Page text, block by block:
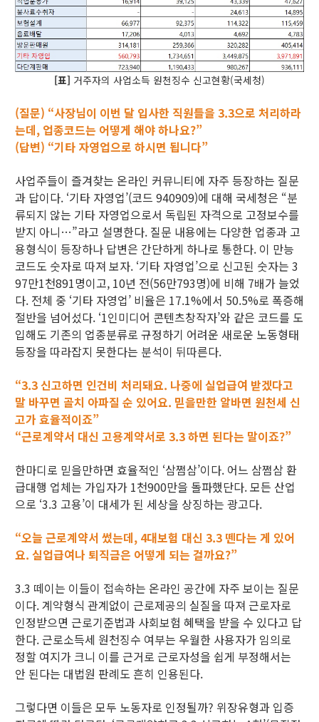
[표] 거주자의 사업소득 원천징수 신고현황(국세청)
(질문) “사장님이 이번 달 입사한 직원들을 3.3으로 처리하라
는데, 업종코드는 어떻게 해야 하나요?”
(답변) “기타 자영업으로 하시면 됩니다”
사업주들이 즐겨찾는 온라인 커뮤니티에 자주 등장하는 질문
과 답이다. ‘기타 자영업’(코드 940909)에 대해 국세청은 “분
류되지 않는 기타 자영업으로서 독립된 자격으로 고정보수를
받지 아니…”라고 설명한다. 질문 내용에는 다양한 업종과 고
용형식이 등장하나 답변은 간단하게 하나로 통한다. 이 만능
코드도 숫자로 따져 보자. ‘기타 자영업’으로 신고된 숫자는 3
97만1천891명이고, 10년 전(56만793명)에 비해 7배가 늘었
다. 전체 중 ‘기타 자영업’ 비율은 17.1%에서 50.5%로 폭증해
절반을 넘어섰다. ‘1인미디어 콘텐츠창작자’와 같은 코드를 도
입해도 기존의 업종분류로 규정하기 어려운 새로운 노동형태
등장을 따라잡지 못한다는 분석이 뒤따른다.
“3.3 신고하면 인건비 처리돼요. 나중에 실업급여 받겠다고
말 바꾸면 골치 아파질 순 있어요. 믿을만한 알바면 원천세 신
고가 효율적이죠”
“근로계약서 대신 고용계약서로 3.3 하면 된다는 말이죠?”
한마디로 믿을만하면 효율적인 ‘삼쩜삼’이다. 어느 삼쩜삼 환
급대행 업체는 가입자가 1천900만을 돌파했단다. 모든 산업
으로 ‘3.3 고용’이 대세가 된 세상을 상징하는 광고다.
“오늘 근로계약서 썼는데, 4대보험 대신 3.3 뗀다는 게 있어
요. 실업급여나 퇴직금은 어떻게 되는 걸까요?”
3.3 떼이는 이들이 접속하는 온라인 공간에 자주 보이는 질문
이다. 계약형식 관계없이 근로제공의 실질을 따져 근로자로
인정받으면 근로기준법과 사회보험 혜택을 받을 수 있다고 답
한다. 근로소득세 원천징수 여부는 우월한 사용자가 임의로
정할 여지가 크니 이를 근거로 근로자성을 쉽게 부정해서는
안 된다는 대법원 판례도 흔히 인용된다.
그렇다면 이들은 모두 노동자로 인정될까? 위장유형과 입증